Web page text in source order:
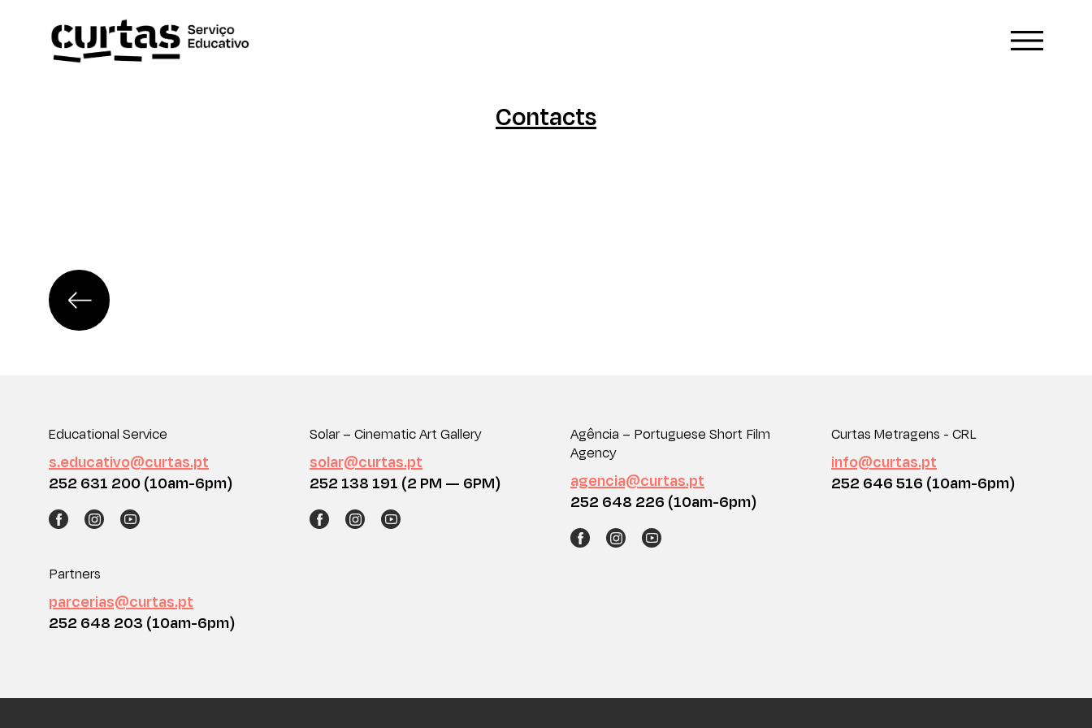
Contacts
Educational Service
s.educativo@curtas.pt
252 631 200 (10am-6pm)
Solar – Cinematic Art Gallery
solar@curtas.pt
252 138 191 (2 PM — 6PM)
Agência – Portuguese Short Film
Agency
agencia@curtas.pt
252 648 226 (10am-6pm)
Curtas Metragens - CRL
info@curtas.pt
252 646 516 (10am-6pm)
Partners
parcerias@curtas.pt
252 648 203 (10am-6pm)